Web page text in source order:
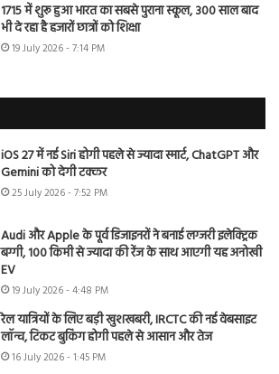
1715 में शुरू हुआ भारत का सबसे पुराना स्कूल, 300 साल बाद
भी दे रहा है हजारों छात्रों को शिक्षा
19 July 2026 - 7:14 PM
iOS 27 में नई Siri होगी पहले से ज्यादा स्मार्ट, ChatGPT और
Gemini को देगी टक्कर
25 July 2026 - 7:52 PM
Audi और Apple के पूर्व डिजाइनरों ने बनाई लग्जरी इलेक्ट्रिक
बग्गी, 100 किमी से ज्यादा की रेंज के साथ आएगी यह अनोखी
EV
19 July 2026 - 4:48 PM
रेल यात्रियों के लिए बड़ी खुशखबरी, IRCTC की नई वेबसाइट
लॉन्च, टिकट बुकिंग होगी पहले से आसान और तेज
16 July 2026 - 1:45 PM